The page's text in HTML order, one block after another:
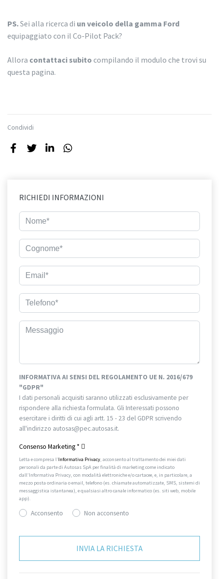
PS.Sei alla ricerca di un veicolo della gamma Ford
equipaggiato con il Co-Pilot Pack?
Allora contattaci subito compilando il modulo che trovi su
questa pagina.
Condividi
RICHIEDI INFORMAZIONI
INFORMATIVA AI SENSI DEL REGOLAMENTO UE N. 2016/679
"GDPR"
I dati personali acquisiti saranno utilizzati esclusivamente per
rispondere alla richiesta formulata. Gli Interessati possono
esercitare i diritti di cui agli artt. 15 - 23 del GDPR scrivendo
all'indirizzo autosas@pec.autosas.it.
Consenso Marketing *
Letta e compresa l’Informativa Privacy, acconsento al trattamento dei miei dati
personali da parte di Autosas SpA per finalità di marketing come indicato
dall’Informativa Privacy, con modalità elettroniche e/o cartacee, e, in particolare, a
mezzo posta ordinaria o email, telefono (es. chiamate automatizzate, SMS, sistemi di
messaggistica istantanea), e qualsiasi altro canale informatico (es. siti web, mobile
app).
Acconsento Non acconsento